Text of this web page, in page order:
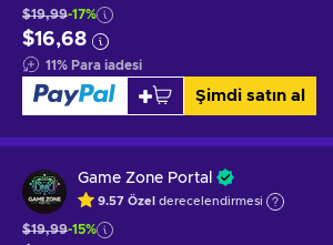
$19,99-17%
$16,68
11% Para iadesi
Şimdi satın al
Game Zone Portal
9.57 Özel derecelendirmesi
$19,99-15%